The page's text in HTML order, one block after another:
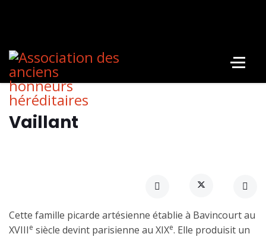
Vaillant
Cette famille picarde artésienne établie à Bavincourt au
XVIIIe siècle devint parisienne au XIXe. Elle produisit un